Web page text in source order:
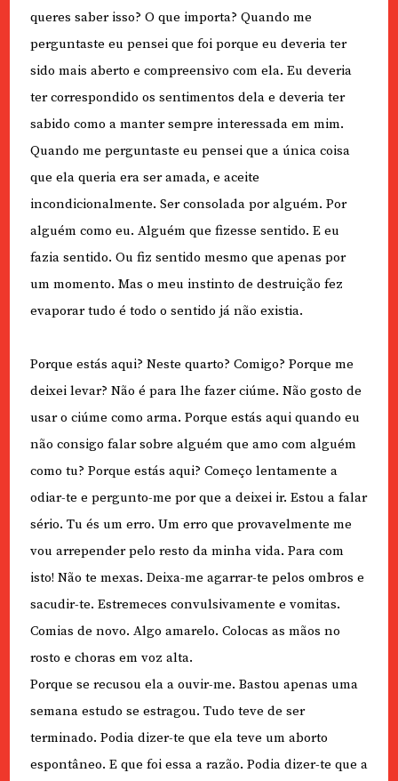
queres saber isso? O que importa? Quando me
perguntaste eu pensei que foi porque eu deveria ter
sido mais aberto e compreensivo com ela. Eu deveria
ter correspondido os sentimentos dela e deveria ter
sabido como a manter sempre interessada em mim.
Quando me perguntaste eu pensei que a única coisa
que ela queria era ser amada, e aceite
incondicionalmente. Ser consolada por alguém. Por
alguém como eu. Alguém que fizesse sentido. E eu
fazia sentido. Ou fiz sentido mesmo que apenas por
um momento. Mas o meu instinto de destruição fez
evaporar tudo é todo o sentido já não existia.
Porque estás aqui? Neste quarto? Comigo? Porque me
deixei levar? Não é para lhe fazer ciúme. Não gosto de
usar o ciúme como arma. Porque estás aqui quando eu
não consigo falar sobre alguém que amo com alguém
como tu? Porque estás aqui? Começo lentamente a
odiar-te e pergunto-me por que a deixei ir. Estou a falar
sério. Tu és um erro. Um erro que provavelmente me
vou arrepender pelo resto da minha vida. Para com
isto! Não te mexas. Deixa-me agarrar-te pelos ombros e
sacudir-te. Estremeces convulsivamente e vomitas.
Comias de novo. Algo amarelo. Colocas as mãos no
rosto e choras em voz alta.
Porque se recusou ela a ouvir-me. Bastou apenas uma
semana estudo se estragou. Tudo teve de ser
terminado. Podia dizer-te que ela teve um aborto
espontâneo. E que foi essa a razão. Podia dizer-te que a